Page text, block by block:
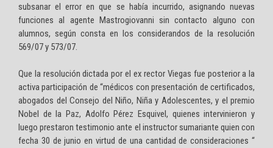
subsanar el error en que se había incurrido, asignando nuevas
funciones al agente Mastrogiovanni sin contacto alguno con
alumnos, según consta en los considerandos de la resolución
569/07 y 573/07.
Que la resolución dictada por el ex rector Viegas fue posterior a la
activa participación de “médicos con presentación de certificados,
abogados del Consejo del Niño, Niña y Adolescentes, y el premio
Nobel de la Paz, Adolfo Pérez Esquivel, quienes intervinieron y
luego prestaron testimonio ante el instructor sumariante quien con
fecha 30 de junio en virtud de una cantidad de consideraciones “